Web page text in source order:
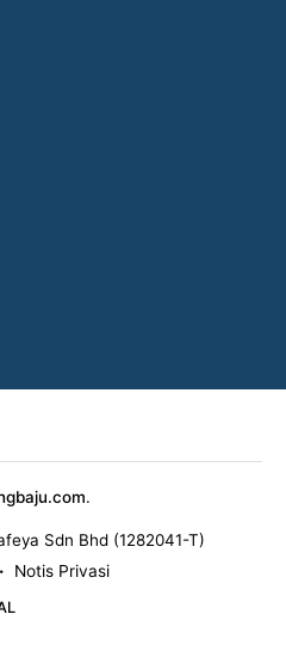
.
Sdn Bhd (1282041-T)
• Notis Privasi